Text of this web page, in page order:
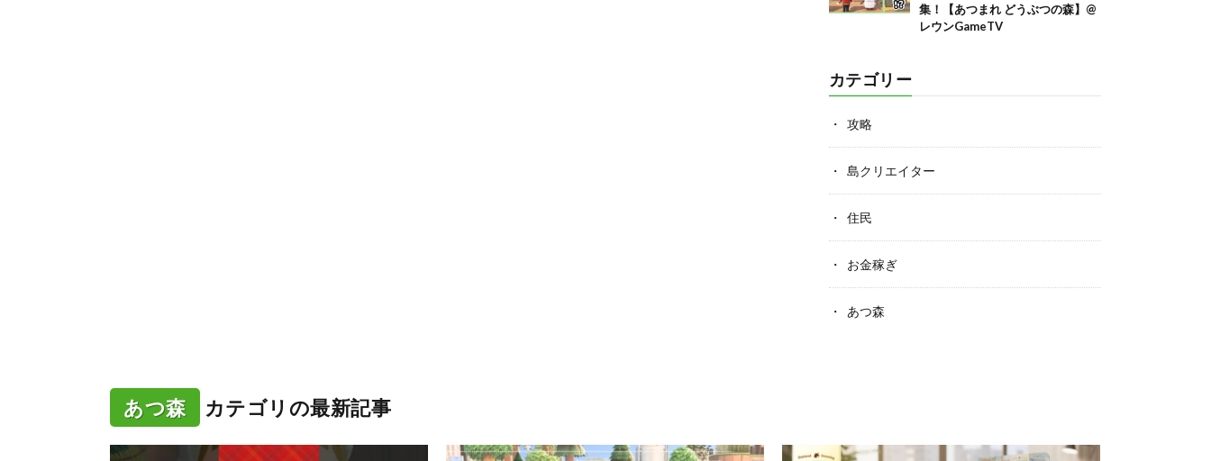
集！【あつまれ どうぶつの森】@
レウンGameTV
カテゴリー
攻略
島クリエイター
住民
お金稼ぎ
あつ森
あつ森 カテゴリの最新記事